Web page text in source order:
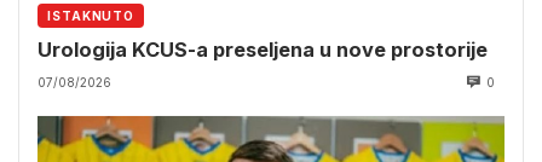
ISTAKNUTO
Urologija KCUS-a preseljena u nove prostorije
07/08/2026 0